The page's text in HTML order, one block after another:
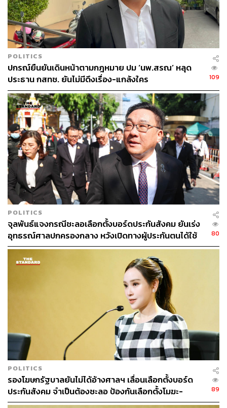
98
ABOUT THE AUTHOR
THE STANDARD WEALTH
สำนักข่าวเศรษฐกิจ ธุรกิจ และการลงทุน โดย
ทีมข่าว THE STANDARD
POLITICS
ปกรณ์ยืนยันเดินหน้าตามกฎหมาย ปม ‘นพ.สรณ’ หลุด
ประธาน กสทช. ยันไม่มีดึงเรื่อง-แกล้งใคร
109
POLITICS
จุลพันธ์แจงกรณีชะลอเลือกตั้งบอร์ดประกันสังคม ยันเร่ง
อุทธรณ์ศาลปกครองกลาง หวังเปิดทางผู้ประกันตนได้ใช้
สิทธิเร็วที่สุด
80
POLITICS
รองโฆษกรัฐบาลยันไม่ได้อ้างศาลฯ เลื่อนเลือกตั้งบอร์ด
ประกันสังคม จำเป็นต้องชะลอ ป้องกันเลือกตั้งโมฆะ-
ปกป้องสิทธิผู้ประกันตน
89